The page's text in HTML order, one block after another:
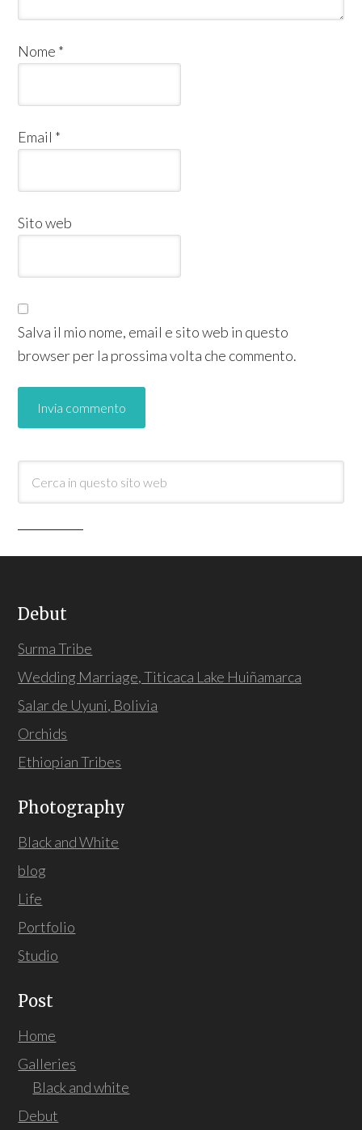
Nome *
Email *
Sito web
Salva il mio nome, email e sito web in questo
browser per la prossima volta che commento.
Debut
Surma Tribe
Wedding Marriage, Titicaca Lake Huiñamarca
Salar de Uyuni, Bolivia
Orchids
Ethiopian Tribes
Photography
Black and White
blog
Life
Portfolio
Studio
Post
Home
Galleries
Black and white
Debut